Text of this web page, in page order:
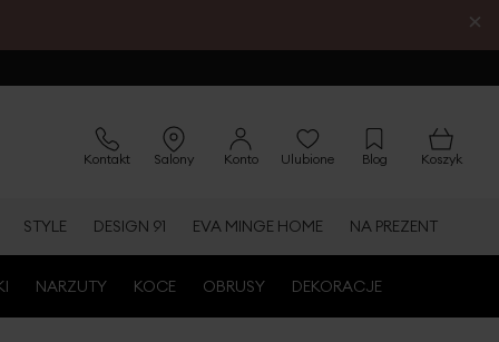
×
Kontakt Salony Konto Ulubione Blog Koszyk
STYLE DESIGN 91 EVA MINGE HOME NA PREZENT
NARZUTY KOCE OBRUSY DEKORACJE